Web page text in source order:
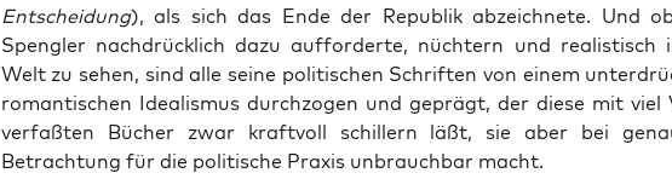
Ent­schei­dung), als sich das Ende der Repu­blik abzeich­ne­te. Und
Speng­ler nach­drück­lich dazu auf­for­der­te, nüch­tern und rea­lis­tisch
Welt zu sehen, sind alle sei­ne poli­ti­schen Schrif­ten von einem
roman­ti­schen Idea­lis­mus durch­zo­gen und geprägt, der die­se mit viel
ver­faß­ten Bücher zwar kraft­voll schil­lern läßt, sie aber bei
Betrach­tung für die poli­ti­sche Pra­xis unbrauch­bar macht.